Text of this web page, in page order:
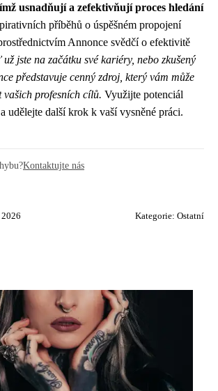
usnadňují a zefektivňují proces hledání
příběhů o úspěšném propojení
Annonce svědčí o efektivitě
už jste na začátku své kariéry, nebo zkušený
představuje cenný zdroj, který vám může
vašich profesních cílů. Využijte potenciál
udělejte další krok k vaší vysněné práci.
Kontaktujte nás
Kategorie: Ostatní